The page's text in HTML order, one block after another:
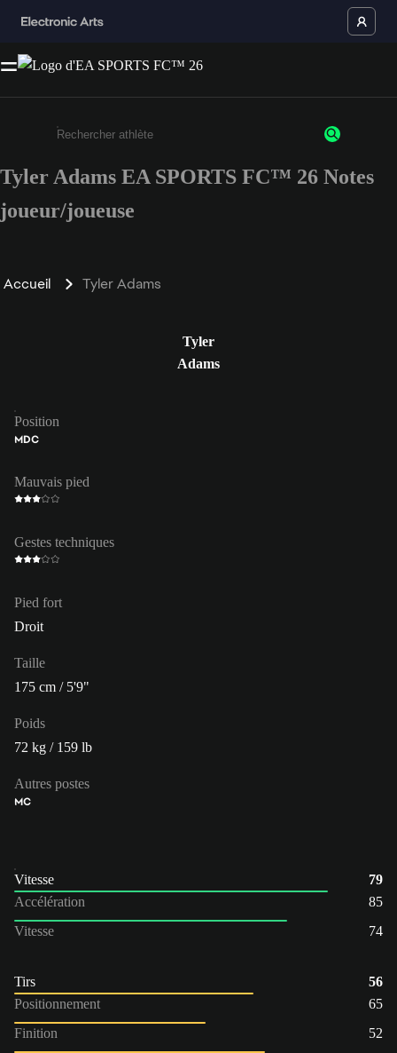
Saisissez au moins 3 caractères ou chiffres.
Tyler Adams EA SPORTS FC™ 26 Notes
joueur/joueuse
Accueil Tyler Adams
Tyler
Adams
Position
MDC
Mauvais pied
Gestes techniques
Pied fort
Droit
Taille
175 cm / 5'9"
Poids
72 kg / 159 lb
Autres postes
MC
Vitesse
79
Accélération
85
Vitesse
74
Tirs
56
Positionnement
65
Finition
52